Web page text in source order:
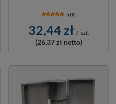
5.00
32,44 zł / szt.
(26,37 zł netto)